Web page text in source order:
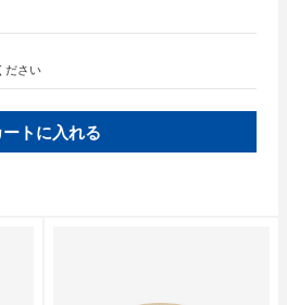
ださい
ートに入れる